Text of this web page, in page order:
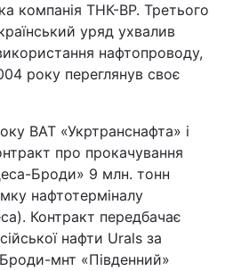
компанія ТНК-ВР. Третього
уряд ухвалив
нафтопроводу,
року переглянув своє
ВАТ «Укртранснафта» і
про прокачування
Броди» 9 млн. тонн
нафтотерміналу
Контракт передбачає
нафти Urals за
мнт «Південний»